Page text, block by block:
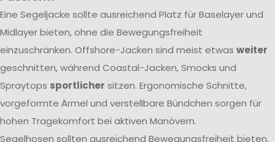
Eine Segeljacke sollte ausreichend Platz für Baselayer und
Midlayer bieten, ohne die Bewegungsfreiheit
einzuschränken. Offshore-Jacken sind meist etwas weiter
geschnitten, während Coastal-Jacken, Smocks und
Spraytops sportlicher sitzen. Ergonomische Schnitte,
vorgeformte Ärmel und verstellbare Bündchen sorgen für
hohen Tragekomfort bei aktiven Manövern.
Segelhosen sollten ausreichend Bewegungsfreiheit bieten,